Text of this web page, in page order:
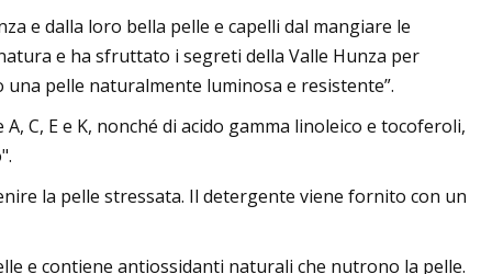
e dalla loro bella pelle e capelli dal mangiare le
e ha sfruttato i segreti della Valle Hunza per
pelle naturalmente luminosa e resistente”.
C, E e K, nonché di acido gamma linoleico e tocoferoli,
la pelle stressata. Il detergente viene fornito con un
e contiene antiossidanti naturali che nutrono la pelle.